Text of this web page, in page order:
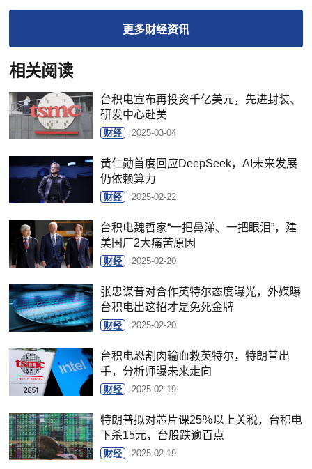
更多财经资讯
相关阅读
台积电宣布再投资千亿美元，先进封装、
研发中心赴美
财经 2025-03-04
黄仁勋首度回应DeepSeek，AI未来发展
仍依赖算力
财经 2025-02-22
台积电魏哲家“一把鼻涕、一把眼泪”，建
美国厂2大痛苦原因
财经 2025-02-20
张忠谋昔对合作英特尔态度曝光，外媒曝
台积电出这招才是免死金牌
财经 2025-02-20
台积电恐割肉输血救英特尔，特朗普出
手，分析师曝未来走向
财经 2025-02-19
特朗普拟对芯片课25％以上关税，台积电
下杀15元，台股跌逾百点
财经 2025-02-19